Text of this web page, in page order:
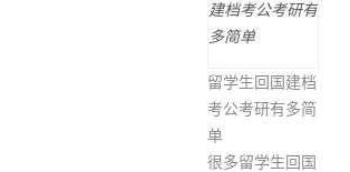
留学生回国建档
考公考研有多简
单
很多留学生回国